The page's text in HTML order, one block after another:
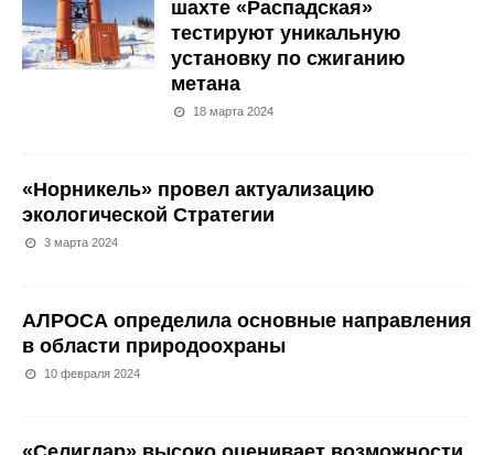
шахте «Распадская»
тестируют уникальную
установку по сжиганию
метана
18 марта 2024
«Норникель» провел актуализацию
экологической Стратегии
3 марта 2024
АЛРОСА определила основные направления
в области природоохраны
10 февраля 2024